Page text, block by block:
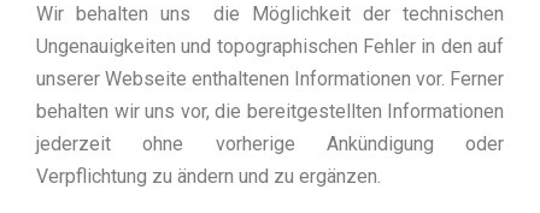
Wir behalten uns die Möglichkeit der technischen
Ungenauigkeiten und topographischen Fehler in den auf
unserer Webseite enthaltenen Informationen vor. Ferner
behalten wir uns vor, die bereitgestellten Informationen
jederzeit ohne vorherige Ankündigung oder
Verpflichtung zu ändern und zu ergänzen.